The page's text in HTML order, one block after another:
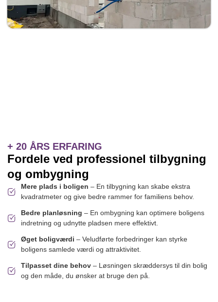
+ 20 ÅRS ERFARING
Fordele ved professionel tilbygning
og ombygning
Mere plads i boligen – En tilbygning kan skabe ekstra
kvadratmeter og give bedre rammer for familiens behov.
Bedre planløsning – En ombygning kan optimere boligens
indretning og udnytte pladsen mere effektivt.
Øget boligværdi – Veludførte forbedringer kan styrke
boligens samlede værdi og attraktivitet.
Tilpasset dine behov– Løsningen skræddersys til din bolig
og den måde, du ønsker at bruge den på.